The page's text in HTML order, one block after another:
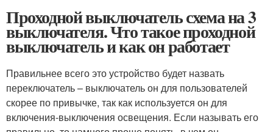
Проходной выключатель схема на 3
выключателя. Что такое проходной
выключатель и как он работает
Правильнее всего это устройство будет назвать
переключатель – выключатель он для пользователей
скорее по привычке, так как используется он для
включения-выключения освещения. Если называть его